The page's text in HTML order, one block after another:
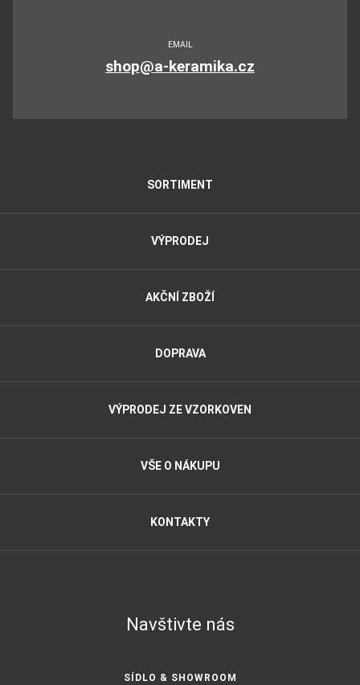
EMAIL
shop@a-keramika.cz
SORTIMENT
VÝPRODEJ
AKČNÍ ZBOŽÍ
DOPRAVA
VÝPRODEJ ZE VZORKOVEN
VŠE O NÁKUPU
KONTAKTY
Navštivte nás
SÍDLO & SHOWROOM